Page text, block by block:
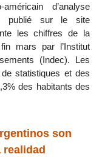
d’analyse
publié sur le site
les chiffres de la
mars par l’Institut
(Indec). Les
statistiques et des
des habitants des
son